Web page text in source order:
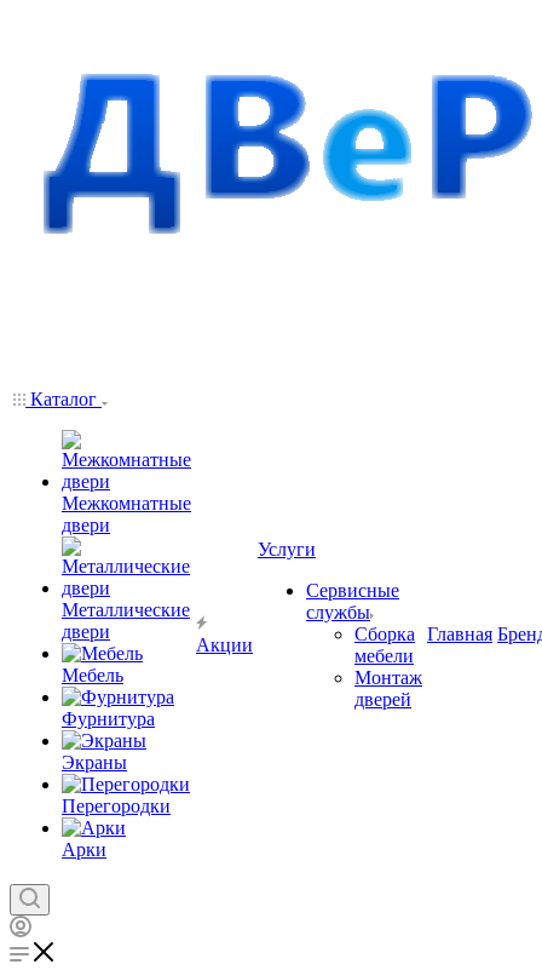
Каталог
Межкомнатные
двери
Металлические
двери
Мебель
Фурнитура
Экраны
Перегородки
Арки
Акции
Услуги
Сервисные
службы
Сборка
мебели
Монтаж
дверей
Главная